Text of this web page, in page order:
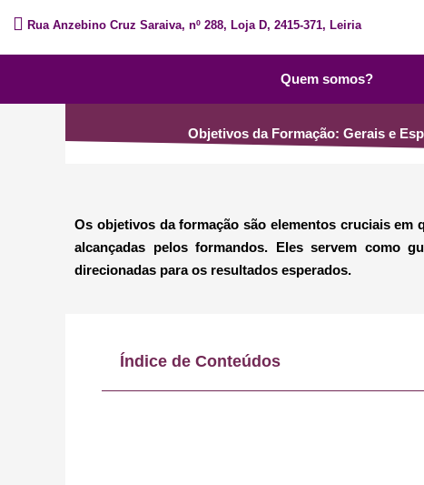
content
Rua Anzebino Cruz Saraiva, nº 288, Loja D, 2415-371, Leiria
Quem somos?
Objetivos da Formação: Gerais e
Os objetivos da formação são elementos cruciais em
alcançadas pelos formandos. Eles servem como
direcionadas para os resultados esperados.
Índice de Conteúdos